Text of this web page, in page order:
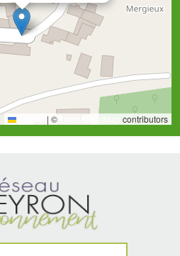
| © contributors